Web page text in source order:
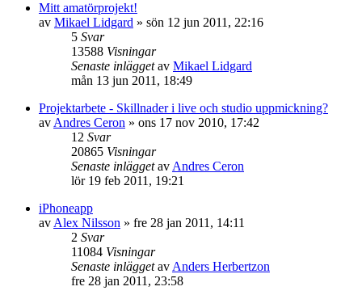
Mitt amatörprojekt!
av Mikael Lidgard » sön 12 jun 2011, 22:16
5 Svar
13588 Visningar
Senaste inläggetav Mikael Lidgard
mån 13 jun 2011, 18:49
Projektarbete - Skillnader i live och studio uppmickning?
av Andres Ceron » ons 17 nov 2010, 17:42
12 Svar
20865 Visningar
Senaste inläggetav Andres Ceron
lör 19 feb 2011, 19:21
iPhoneapp
av Alex Nilsson » fre 28 jan 2011, 14:11
2 Svar
11084 Visningar
Senaste inläggetav Anders Herbertzon
fre 28 jan 2011, 23:58